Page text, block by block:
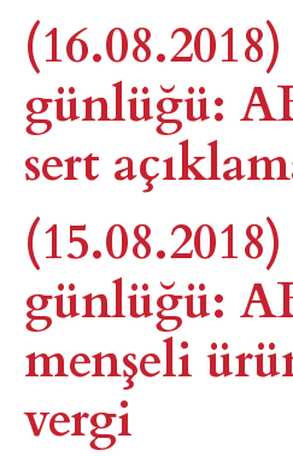
günlüğü:
sert
günlüğü:
menşeli
vergi